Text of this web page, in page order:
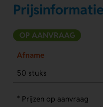
Prijsinformatie
OP AANVRAAG
Afname
50 stuks
* Prijzen op aanvraag